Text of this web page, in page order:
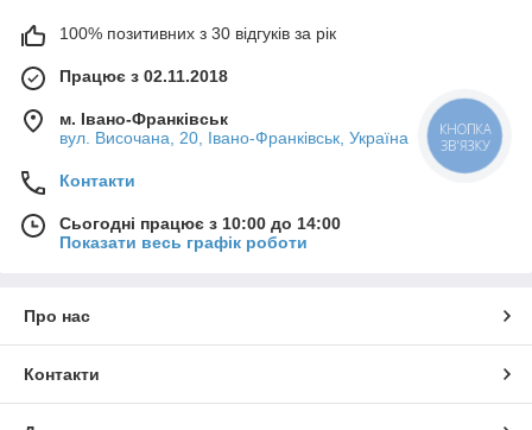
100% позитивних з 30 відгуків за рік
Працює з 02.11.2018
м. Івано-Франківськ
вул. Височана, 20, Івано-Франківськ, Україна
Контакти
Сьогодні працює з 10:00 до 14:00
Показати весь графік роботи
Про нас
Контакти
КНОПКА
ЗВ'ЯЗКУ